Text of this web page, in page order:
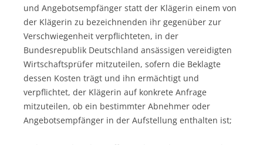
und Angebotsempfänger statt der Klägerin einem von
der Klägerin zu bezeichnenden ihr gegenüber zur
Verschwiegenheit verpflichteten, in der
Bundesrepublik Deutschland ansässigen vereidigten
Wirtschaftsprüfer mitzuteilen, sofern die Beklagte
dessen Kosten trägt und ihn ermächtigt und
verpflichtet, der Klägerin auf konkrete Anfrage
mitzuteilen, ob ein bestimmter Abnehmer oder
Angebotsempfänger in der Aufstellung enthalten ist;